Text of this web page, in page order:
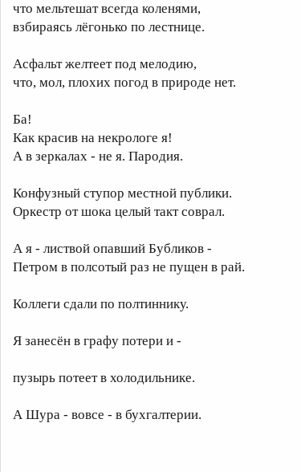
что мельтешат всегда коленями,
взбираясь лёгонько по лестнице.
Асфальт желтеет под мелодию,
что, мол, плохих погод в природе нет.
Ба!
Как красив на некрологе я!
А в зеркалах - не я. Пародия.
Конфузный ступор местной публики.
Оркестр от шока целый такт соврал.
А я - листвой опавший Бубликов -
Петром в полсотый раз не пущен в рай.
Коллеги сдали по полтиннику.
Я занесён в графу потери и -
пузырь потеет в холодильнике.
А Шура - вовсе - в бухгалтерии.